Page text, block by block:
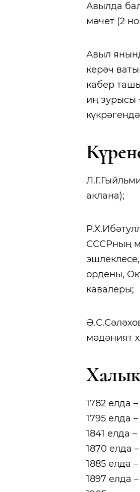
Авылда
мәчет (2
Авыл
керәч
кабер
иң зурысы
күкрәгендә
аклана);
СССРның
ордены,
кавалеры;
мәдәният
1782 елда
1795 елда
1841 елда –
1870 елда –
1885 елда –
1897 елда –